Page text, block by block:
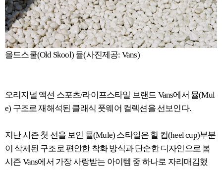
올드스쿨(Old Skool) 뮬(사진제공: Vans)
오리지널 액션 스포츠/라이프스타일 브랜드 Vans에서 뮬(Mul
e) 구조로 재해석된 클래식 풋웨어 컬렉션을 선보인다.
지난 시즌 첫 선을 보인 뮬(Mule) 스타일은 힐 컵(heel cup)부분
이 삭제된 구조로 편안한 착화 방식과 단순한 디자인으로 봄
시즌 Vans에서 가장 사랑받는 아이템 중 하나로 자리매김했